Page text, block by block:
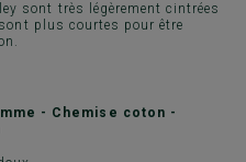
sont très légèrement cintrées
plus courtes pour être
- Chemise coton -